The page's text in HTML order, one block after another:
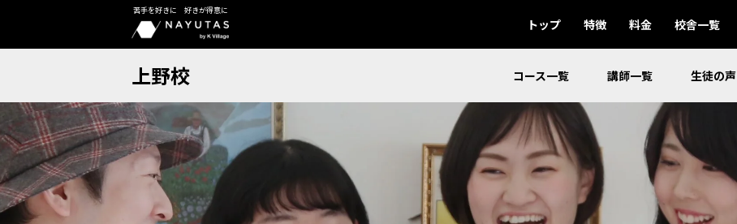
苦手を好きに 好きが得意に
トップ 特徴 料金 校舎一覧
上野校 コース一覧 講師一覧 生徒の声